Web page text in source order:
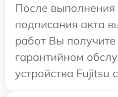
После выполнения
подписания акта
работ Вы
гарантийном
устройства Fujitsu